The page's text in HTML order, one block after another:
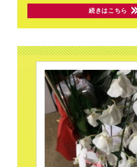
続きはこちら